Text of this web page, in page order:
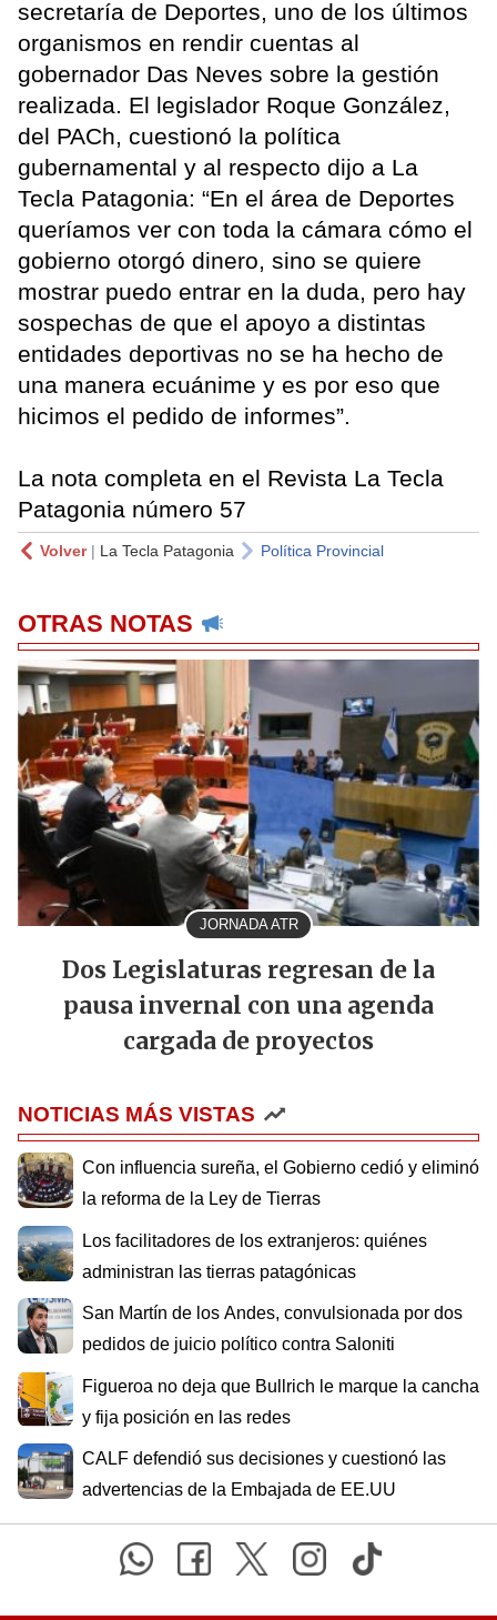
secretaría de Deportes, uno de los últimos
organismos en rendir cuentas al
gobernador Das Neves sobre la gestión
realizada. El legislador Roque González,
del PACh, cuestionó la política
gubernamental y al respecto dijo a La
Tecla Patagonia: “En el área de Deportes
queríamos ver con toda la cámara cómo el
gobierno otorgó dinero, sino se quiere
mostrar puedo entrar en la duda, pero hay
sospechas de que el apoyo a distintas
entidades deportivas no se ha hecho de
una manera ecuánime y es por eso que
hicimos el pedido de informes”.
La nota completa en el Revista La Tecla
Patagonia número 57
Volver| La Tecla Patagonia Política Provincial
OTRAS NOTAS
JORNADA ATR
Dos Legislaturas regresan de la
pausa invernal con una agenda
cargada de proyectos
NOTICIAS MÁS VISTAS
Con influencia sureña, el Gobierno cedió y eliminó
la reforma de la Ley de Tierras
Los facilitadores de los extranjeros: quiénes
administran las tierras patagónicas
San Martín de los Andes, convulsionada por dos
pedidos de juicio político contra Saloniti
Figueroa no deja que Bullrich le marque la cancha
y fija posición en las redes
CALF defendió sus decisiones y cuestionó las
advertencias de la Embajada de EE.UU